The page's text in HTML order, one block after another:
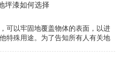
坪漆如何选择
可以牢固地覆盖物体的表面，以进
特殊用途。为了告知所有人有关地